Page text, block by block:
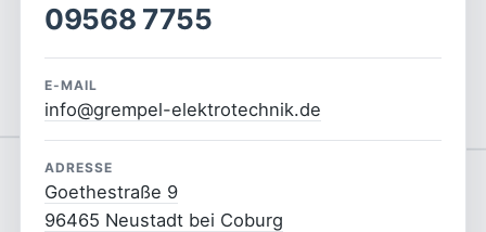
09568 7755
E-MAIL
info@grempel-elektrotechnik.de
ADRESSE
Goethestraße 9
96465 Neustadt bei Coburg